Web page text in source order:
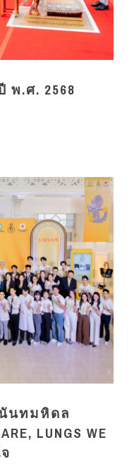
พ.ศ. 2568
นทมหิดล
LUNGS WE